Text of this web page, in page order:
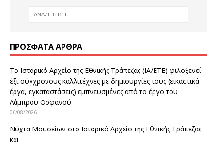
ΠΡΌΣΦΑΤΑ ΆΡΘΡΑ
Το Ιστορικό Αρχείο της Εθνικής Τράπεζας (ΙΑ/ΕΤΕ) φιλοξενεί
έξι σύγχρονους καλλιτέχνες με δημιουργίες τους (εικαστικά
έργα, εγκαταστάσεις) εμπνευσμένες από το έργο του
Λάμπρου Ορφανού
06/08/2026
Νύχτα Μουσείων στο Ιστορικό Αρχείο της Εθνικής Τράπεζας
και